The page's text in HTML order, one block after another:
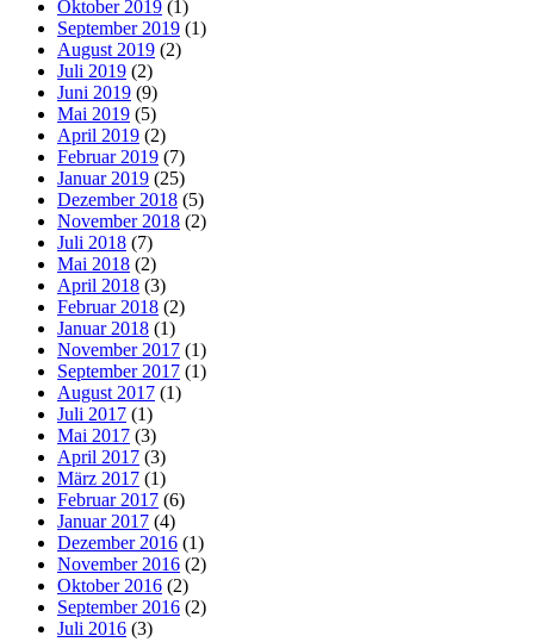
Oktober 2019 (1)
September 2019 (1)
August 2019 (2)
Juli 2019 (2)
Juni 2019 (9)
Mai 2019 (5)
April 2019 (2)
Februar 2019 (7)
Januar 2019 (25)
Dezember 2018 (5)
November 2018 (2)
Juli 2018 (7)
Mai 2018 (2)
April 2018 (3)
Februar 2018 (2)
Januar 2018 (1)
November 2017 (1)
September 2017 (1)
August 2017 (1)
Juli 2017 (1)
Mai 2017 (3)
April 2017 (3)
März 2017 (1)
Februar 2017 (6)
Januar 2017 (4)
Dezember 2016 (1)
November 2016 (2)
Oktober 2016 (2)
September 2016 (2)
Juli 2016 (3)